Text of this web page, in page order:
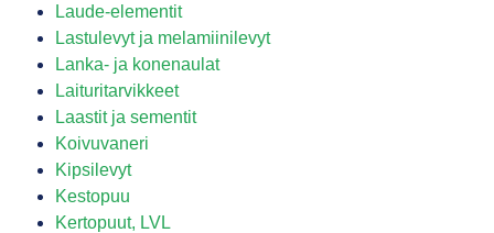
Laude-elementit
Lastulevyt ja melamiinilevyt
Lanka- ja konenaulat
Laituritarvikkeet
Laastit ja sementit
Koivuvaneri
Kipsilevyt
Kestopuu
Kertopuut, LVL